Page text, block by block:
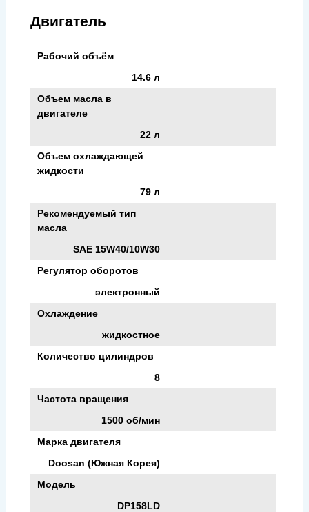
Двигатель
Рабочий объём
14.6 л
Объем масла в
двигателе
22 л
Объем охлаждающей
жидкости
79 л
Рекомендуемый тип
масла
SAE 15W40/10W30
Регулятор оборотов
электронный
Охлаждение
жидкостное
Количество цилиндров
8
Частота вращения
1500 об/мин
Марка двигателя
Doosan (Южная Корея)
Модель
DP158LD